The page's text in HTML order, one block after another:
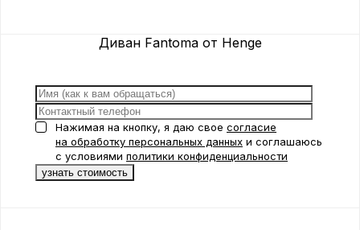
Диван Fantoma от Henge
Нажимая на кнопку, я даю свое согласие
на обработку персональных данных и соглашаюсь
с условиями политики конфиденциальности